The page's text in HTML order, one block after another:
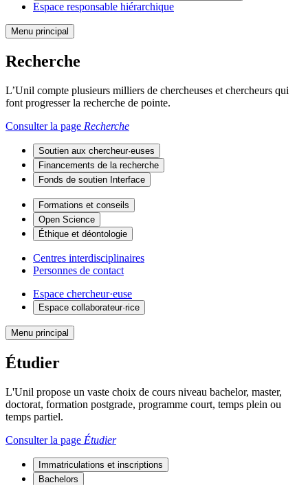
Espace responsable hiérarchique
Menu principal
Recherche
L’Unil compte plusieurs milliers de chercheuses et chercheurs qui
font progresser la recherche de pointe.
Consulter la page Recherche
Soutien aux chercheur·euses
Financements de la recherche
Fonds de soutien Interface
Formations et conseils
Open Science
Éthique et déontologie
Centres interdisciplinaires
Personnes de contact
Espace chercheur·euse
Espace collaborateur·rice
Menu principal
Étudier
L'Unil propose un vaste choix de cours niveau bachelor, master,
doctorat, formation postgrade, programme court, temps plein ou
temps partiel.
Consulter la page Étudier
Immatriculations et inscriptions
Bachelors